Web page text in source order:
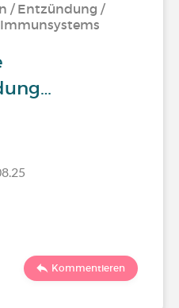
/ Entzündung /
Kommentieren